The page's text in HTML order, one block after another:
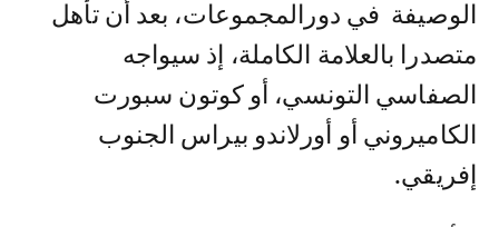
الوصيفة في دورالمجموعات، بعد أن تأهل
متصدرا بالعلامة الكاملة، إذ سيواجه
الصفاسي التونسي، أو كوتون سبورت
الكاميروني أو أورلاندو بيراس الجنوب
إفريقي.